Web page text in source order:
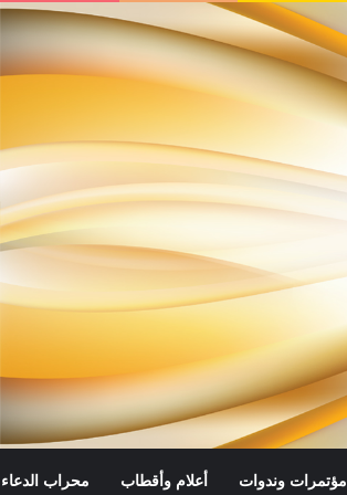
مؤتمرات وندوات أعلام وأقطاب محراب الدعاء